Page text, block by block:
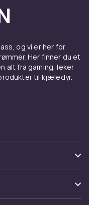
og vi er her for
Her finner du et
alt fra gaming, leker
til kjæledyr.